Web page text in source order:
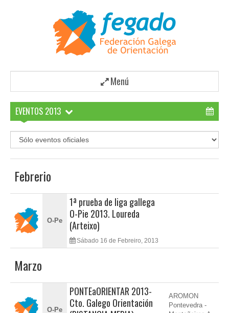
Menú
EVENTOS 2013
Febrerio
O-Pe
1ª prueba de liga gallega
O-Pie 2013. Loureda
(Arteixo)
Sábado 16 de Febreiro, 2013
Marzo
O-Pe
PONTEaORIENTAR 2013-
Cto. Galego Orientación
AROMON
Pontevedra -